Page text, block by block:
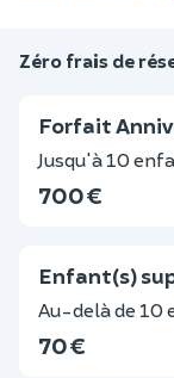
Zéro frais de
Forfait
Jusqu'à 10
700 €
Enfant(s)
Au-delà de 10
70 €